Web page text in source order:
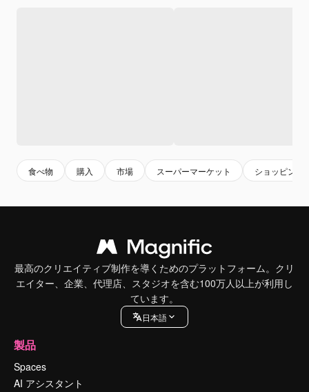
食べ物 購入 市場 スーパーマーケット ショッピング
最高のクリエイティブ制作を導くためのプラットフォーム。クリ
エイター、企業、代理店、スタジオを含む100万人以上が利用し
ています。
日本語
製品
Spaces
AI アシスタント